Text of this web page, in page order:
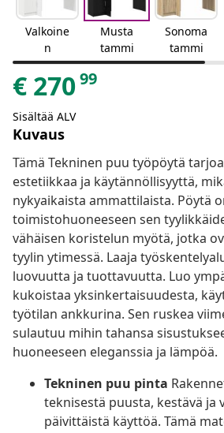
Valkoine
n
Musta
tammi
Sonoma
tammi
€ 27099
Sisältää ALV
Kuvaus
Tämä Tekninen puu työpöytä
estetiikkaa ja käytännöllisyyttä,
nykyaikaista ammattilaista. Pöytä
toimistohuoneeseen sen
vähäisen koristelun myötä, jotka
tyylin ytimessä. Laaja
luovuutta ja tuottavuutta. Luo
kukoistaa yksinkertaisuudesta,
työtilan ankkurina. Sen ruskea
sulautuu mihin tahansa
huoneeseen eleganssia ja lämpöä.
Tekninen puu pinta
teknisestä puusta, kestävä ja
päivittäistä käyttöä. Tämä